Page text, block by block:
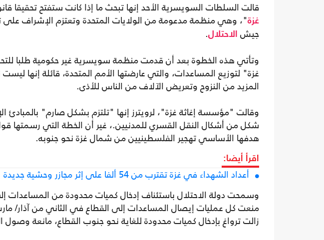
قالت السلطات السويسرية الأحد إنها تبحث ما إذا كانت ستفتح تحقيقا
غزة"، وهي منظمة مدعومة من الولايات المتحدة وتعتزم الإشراف على
جيش
الاحتلال.
وتأتي هذه الخطوة بعد أن قدمت منظمة سويسرية غير حكومية طلبا
غزة" لتوزيع المساعدات، والتي عارضتها الأمم المتحدة، قائلة إنها
المزيد من النزوح وتعريض الآلاف من الناس للأذى.
وقالت "مؤسسة إغاثة غزة"، لرويترز إنها "تلتزم بشكل صارم" بالمبادئ
شكل من أشكال النقل القسري للمدنيين.، غير أن الخطة التي رسمتها
هدفها الأساسي تهجير الفلسطينيين من شمال غزة نحو جنوبه.
اقرأ أيضا:
أعداد الشهداء في غزة تقترب من 54 ألفا على إثر مجازر وحشية جديدة
وسمحت دولة الاحتلال باستئناف إدخال كميات محدودة من المساعدات
منعت كل عمليات إيصال المساعدات إلى القطاع في الثاني من آذار/
زالت ترواغ بإدخال كميات محدودة للغاية نحو جنوب القطاع، مانعة